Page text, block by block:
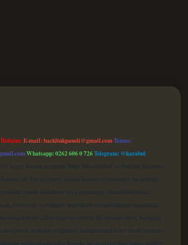
İletişim:E-mail:backlinkpaneli@gmail.comTeams:
Whatsapp: 0262 606 0 726Telegram: @karabul